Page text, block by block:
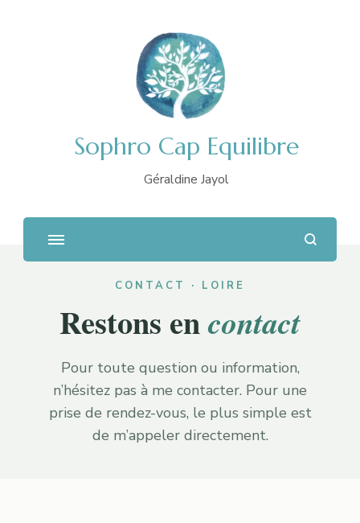
Sophro Cap Equilibre
Géraldine Jayol
CONTACT · LOIRE
Restons encontact
Pour toute question ou information,
n’hésitez pas à me contacter. Pour une
prise de rendez-vous, le plus simple est
de m’appeler directement.